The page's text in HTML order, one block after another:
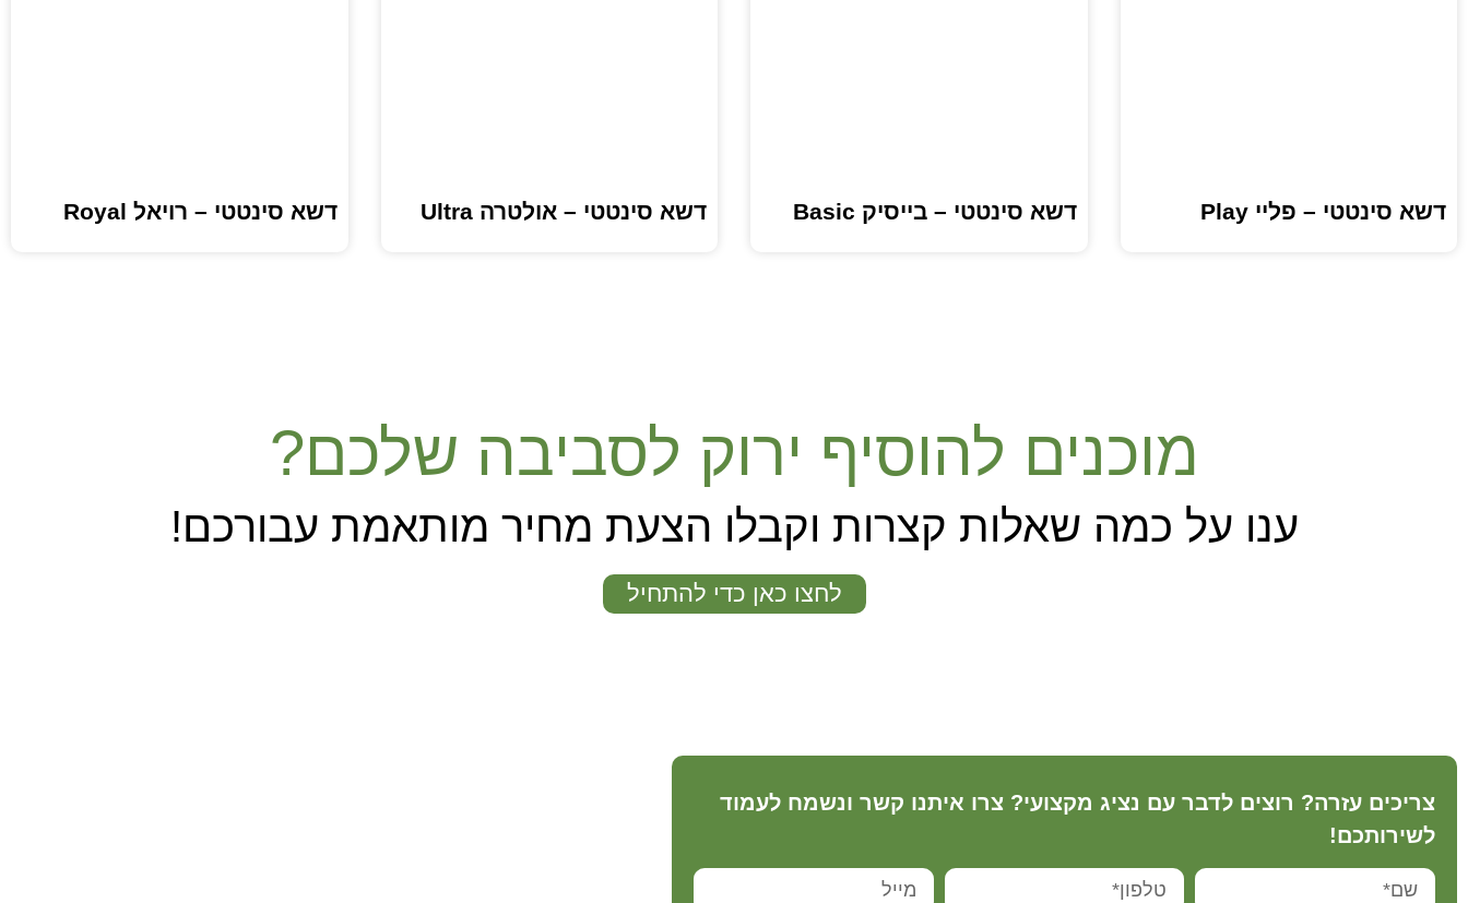
דשא סינטטי – פליי Play דשא סינטטי – בייסיק Basic דשא סינטטי – אולטרה Ultra דשא סינטטי – רויאל Royal
מוכנים להוסיף ירוק לסביבה שלכם?
ענו על כמה שאלות קצרות וקבלו הצעת מחיר מותאמת עבורכם!
לחצו כאן כדי להתחיל
צריכים עזרה? רוצים לדבר עם נציג מקצועי? צרו איתנו קשר ונשמח לעמוד
לשירותכם!